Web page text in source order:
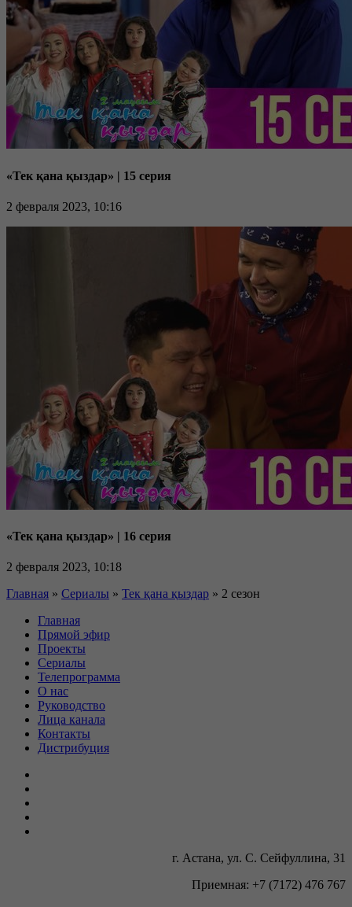
«Тек қана қыздар» | 15 серия
2 февраля 2023, 10:16
«Тек қана қыздар» | 16 серия
2 февраля 2023, 10:18
Главная » Сериалы » Тек қана қыздар » 2 сезон
Главная
Прямой эфир
Проекты
Сериалы
Телепрограмма
О нас
Руководство
Лица канала
Контакты
Дистрибуция
г. Астана, ул. С. Сейфуллина, 31
Приемная: +7 (7172) 476 767